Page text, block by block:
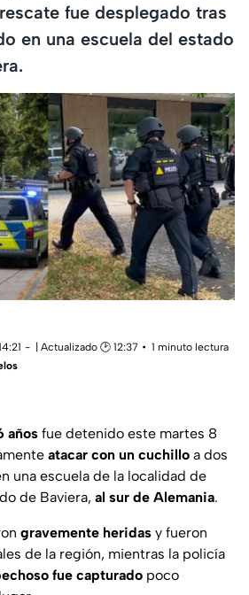
fue desplegado tras
en una escuela del estado
| Actualizado 🕑 12:37
1 minuto lectura
años fue detenido este martes 8
atacar con un cuchillo a dos
una escuela de la localidad de
de Baviera, al sur de Alemania.
gravemente heridas y fueron
de la región, mientras la policía
fue capturado poco